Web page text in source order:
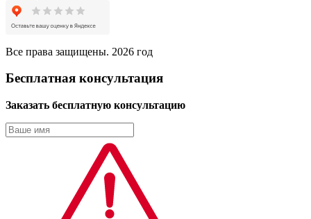
Все права защищены. 2026 год
Бесплатная консультация
Заказать бесплатную консультацию